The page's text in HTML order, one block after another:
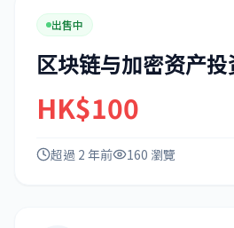
出售中
区块链与加密资产
HK$100
超過 2 年前 160 瀏覽